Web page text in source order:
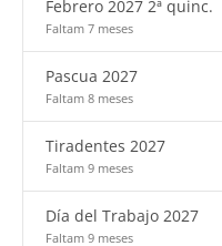
Febrero 2027 2ª quinc.
Faltam 7 meses
Pascua 2027
Faltam 8 meses
Tiradentes 2027
Faltam 9 meses
Día del Trabajo 2027
Faltam 9 meses